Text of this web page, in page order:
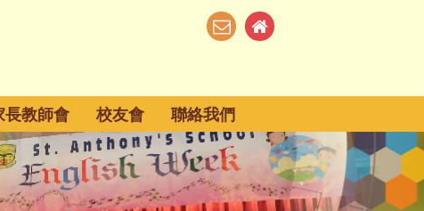
長教師會 校友會 聯絡我們